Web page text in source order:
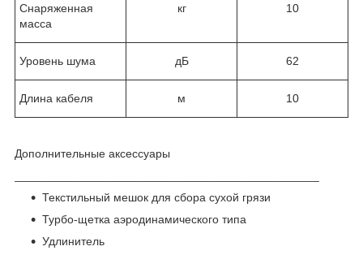
Снаряженная
масса
кг 10
Уровень шума дБ 62
Длина кабеля м 10
Дополнительные аксессуары
Текстильный мешок для сбора сухой грязи
Турбо-щетка аэродинамического типа
Удлинитель